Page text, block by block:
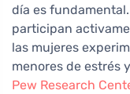
día es
participan
las mujeres
menores de estrés
Pew Research